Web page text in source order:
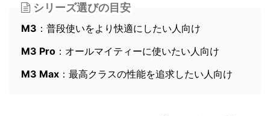
シリーズ選びの目安
M3 ：普段使いをより快適にしたい人向け
M3 Pro ：オールマイティーに使いたい人向け
M3 Max ：最高クラスの性能を追求したい人向け